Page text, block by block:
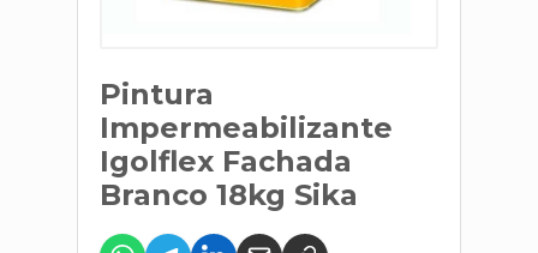
Pintura
Impermeabilizante
Igolflex Fachada
Branco 18kg Sika